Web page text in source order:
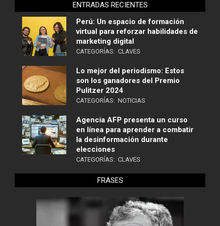
ENTRADAS RECIENTES
Perú: Un espacio de formación
virtual para reforzar habilidades de
marketing digital
CATEGORÍAS: CLAVES
Lo mejor del periodismo: Estos
son los ganadores del Premio
Pulitzer 2024
CATEGORÍAS: NOTICIAS
Agencia AFP presenta un curso
en línea para aprender a combatir
la desinformación durante
elecciones
CATEGORÍAS: CLAVES
FRASES